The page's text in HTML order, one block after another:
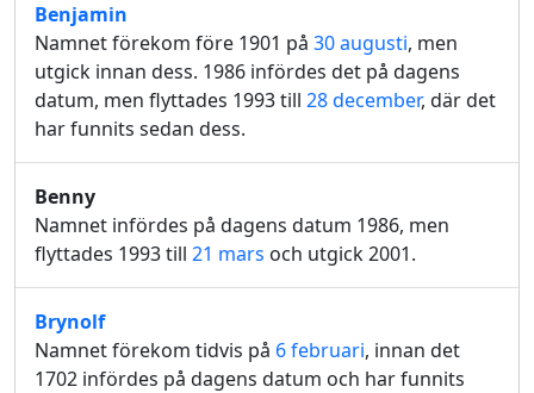
Benjamin
Namnet förekom före 1901 på 30 augusti, men
utgick innan dess. 1986 infördes det på dagens
datum, men flyttades 1993 till 28 december, där det
har funnits sedan dess.
Benny
Namnet infördes på dagens datum 1986, men
flyttades 1993 till 21 mars och utgick 2001.
Brynolf
Namnet förekom tidvis på 6 februari, innan det
1702 infördes på dagens datum och har funnits